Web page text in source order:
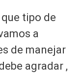
tipo de
a
de manejar
agradar ,